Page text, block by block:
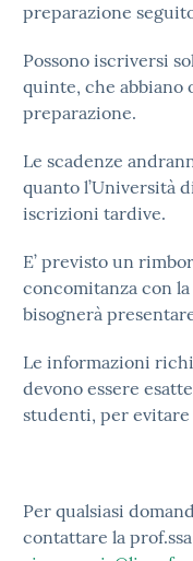
preparazione
Possono iscriversi
quinte, che abbiano
preparazione.
Le scadenze
quanto l’Università
iscrizioni tardive.
E’ previsto un
concomitanza con la
bisognerà
Le informazioni
devono essere
studenti, per evitare
Per qualsiasi
contattare la